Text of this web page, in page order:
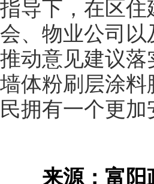
指导下，在区
会、物业公司
推动意见建议
墙体粉刷层涂
民拥有一个更
来源：富